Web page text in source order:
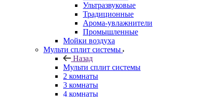
Ультразвуковые
Традиционные
Арома-увлажнители
Промышленные
Мойки воздуха
Мульти сплит системы
Назад
Мульти сплит системы
2 комнаты
3 комнаты
4 комнаты